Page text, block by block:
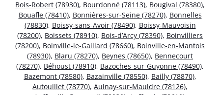
Bois-Robert (78930), Bourdonné (78113), Bougival (78380),
Bouafle (78410), Bonnières-sur-Seine (78270), Bonnelles
(78830), Boissy-sans-Avoir (78490), Boissy-Mauvoisin
(78200), Boissets (78910), Bois-d’Arcy (78390), Boinvilliers
(78200), Boinville-le-Gaillard (78660), Boinville-en-Mantois
(78930), Blaru (78270), Beynes (78650), Bennecourt
(78270), Béhoust (78910), Bazoches-sur-Guyonne (78490),
Bazemont (78580), Bazainville (78550), Bailly (78870),
Autouillet (78770), Aulnay-sur-Mauldre (78126),